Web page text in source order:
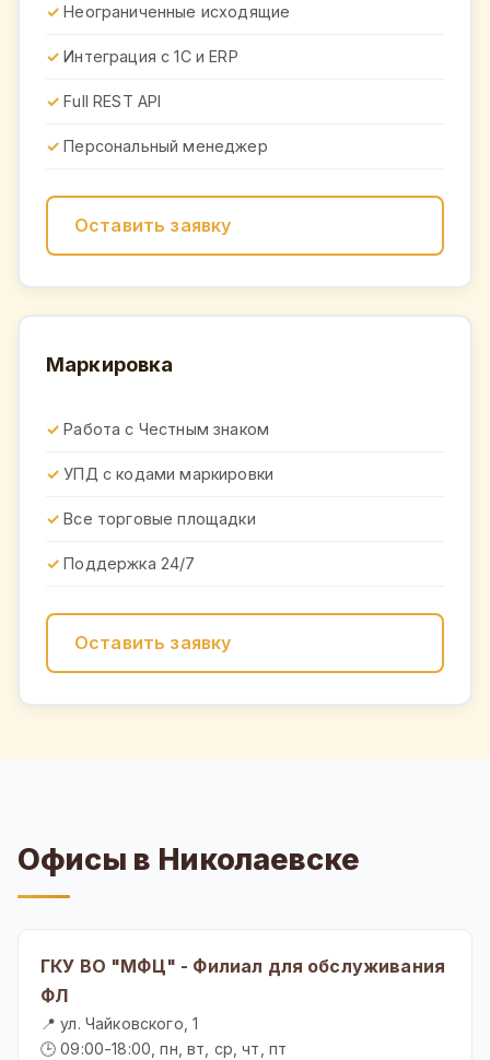
Неограниченные исходящие
Интеграция с 1С и ERP
Full REST API
Персональный менеджер
Оставить заявку
Маркировка
Работа с Честным знаком
УПД с кодами маркировки
Все торговые площадки
Поддержка 24/7
Оставить заявку
Офисы в Николаевске
ГКУ ВО "МФЦ" - Филиал для обслуживания
ФЛ
📍 ул. Чайковского, 1
🕒 09:00-18:00, пн, вт, ср, чт, пт